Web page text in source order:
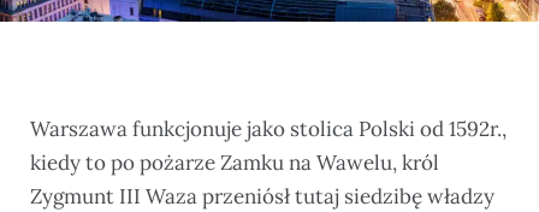
Warszawa funkcjonuje jako stolica Polski od 1592r.,
kiedy to po pożarze Zamku na Wawelu, król
Zygmunt III Waza przeniósł tutaj siedzibę władzy